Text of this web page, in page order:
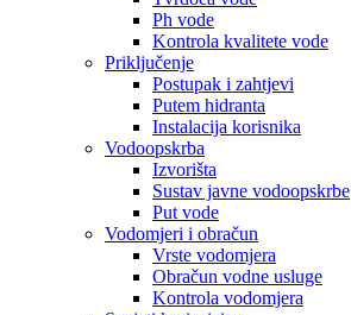
Ph vode
Kontrola kvalitete vode
Priključenje
Postupak i zahtjevi
Putem hidranta
Instalacija korisnika
Vodoopskrba
Izvorišta
Sustav javne vodoopskrbe
Put vode
Vodomjeri i obračun
Vrste vodomjera
Obračun vodne usluge
Kontrola vodomjera